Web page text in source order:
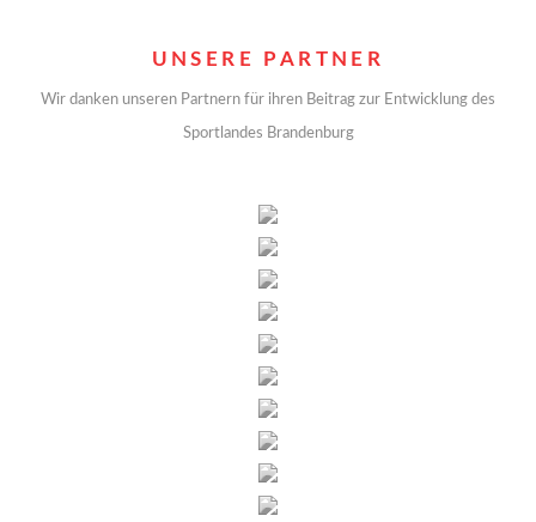
UNSERE PARTNER
Wir danken unseren Partnern für ihren Beitrag zur Entwicklung des
Sportlandes Brandenburg